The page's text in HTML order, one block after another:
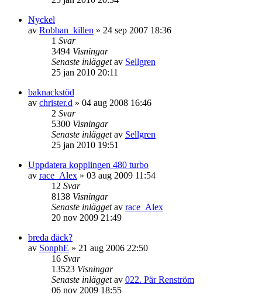
Nyckel
av Robban_killen » 24 sep 2007 18:36
1 Svar
3494 Visningar
Senaste inläggetav Sellgren
25 jan 2010 20:11
baknackstöd
av christer.d » 04 aug 2008 16:46
2 Svar
5300 Visningar
Senaste inläggetav Sellgren
25 jan 2010 19:51
Uppdatera kopplingen 480 turbo
av race_Alex » 03 aug 2009 11:54
12 Svar
8138 Visningar
Senaste inläggetav race_Alex
20 nov 2009 21:49
breda däck?
av SonphE » 21 aug 2006 22:50
16 Svar
13523 Visningar
Senaste inläggetav 022. Pär Renström
06 nov 2009 18:55